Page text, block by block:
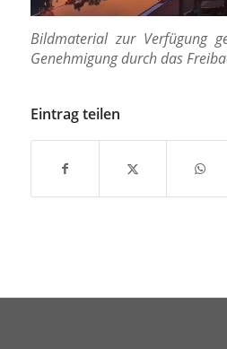
Bildmaterial zur Verfügung
Genehmigung durch das
Eintrag teilen